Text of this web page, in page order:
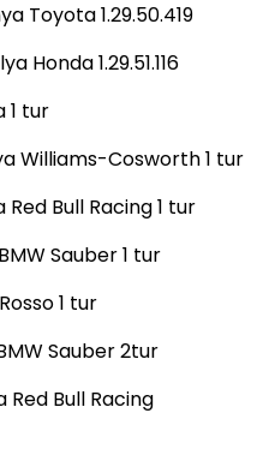
Toyota 1.29.50.419
Honda 1.29.51.116
1 tur
Williams-Cosworth 1 tur
Bull Racing 1 tur
Sauber 1 tur
1 tur
Sauber 2tur
Bull Racing